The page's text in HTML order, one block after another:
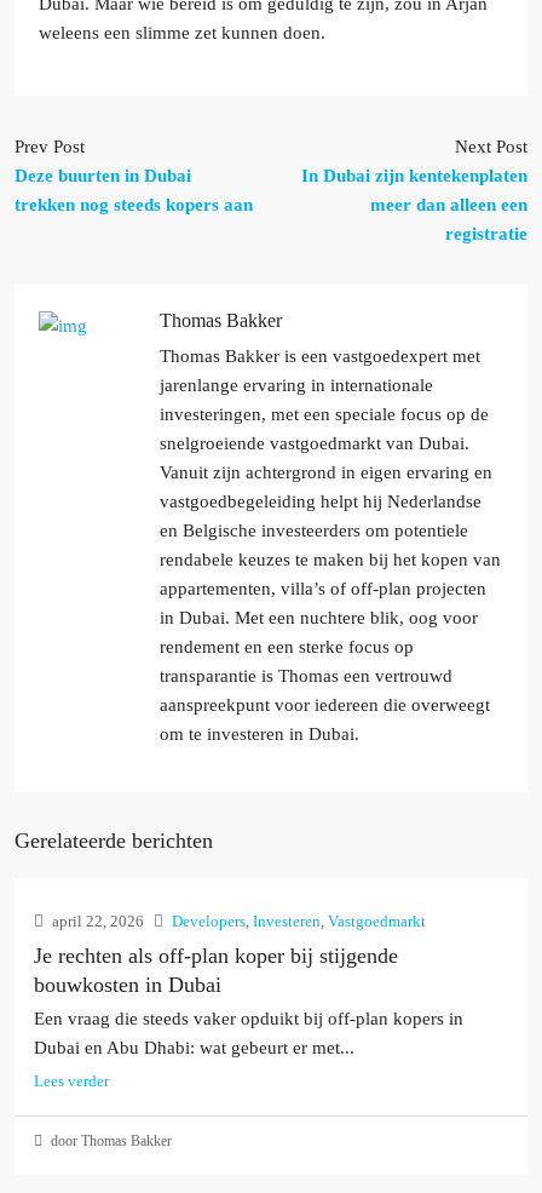
weleens een slimme zet kunnen doen.
Prev Post
Deze buurten in Dubai
trekken nog steeds kopers aan
Next Post
In Dubai zijn kentekenplaten
meer dan alleen een
registratie
Thomas Bakker
Thomas Bakker is een vastgoedexpert met
jarenlange ervaring in internationale
investeringen, met een speciale focus op de
snelgroeiende vastgoedmarkt van Dubai.
Vanuit zijn achtergrond in eigen ervaring en
vastgoedbegeleiding helpt hij Nederlandse
en Belgische investeerders om potentiele
rendabele keuzes te maken bij het kopen van
appartementen, villa’s of off-plan projecten
in Dubai. Met een nuchtere blik, oog voor
rendement en een sterke focus op
transparantie is Thomas een vertrouwd
aanspreekpunt voor iedereen die overweegt
om te investeren in Dubai.
Gerelateerde berichten
april 22, 2026 Developers, Investeren, Vastgoedmarkt
Je rechten als off-plan koper bij stijgende
bouwkosten in Dubai
Een vraag die steeds vaker opduikt bij off-plan kopers in
Dubai en Abu Dhabi: wat gebeurt er met...
Lees verder
door Thomas Bakker